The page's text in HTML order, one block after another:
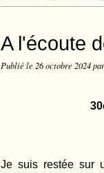
A l'écoute
Publié le 26 octobre 2024
Je suis restée sur